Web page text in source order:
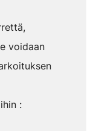
voidaan
: